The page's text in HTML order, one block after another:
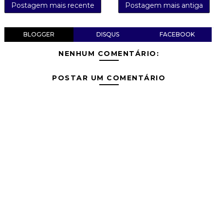
Postagem mais recente Postagem mais antiga
BLOGGER DISQUS FACEBOOK
NENHUM COMENTÁRIO:
POSTAR UM COMENTÁRIO